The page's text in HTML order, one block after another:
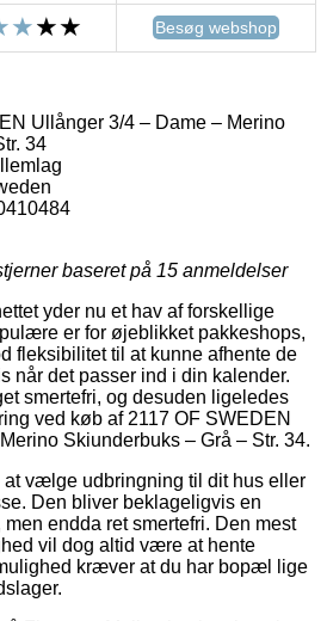
Besøg webshop
Ullånger 3/4 – Dame – Merino
34
baseret på 15 anmeldelser
yder nu et hav af forskellige
er for øjeblikket pakkeshops,
fleksibilitet til at kunne afhente de
når det passer ind i din kalender.
smertefri, og desuden ligeledes
ved køb af 2117 OF SWEDEN
Skiunderbuks – Grå – Str. 34.
vælge udbringning til dit hus eller
Den bliver beklageligvis en
endda ret smertefri. Den mest
vil dog altid være at hente
kræver at du har bopæl lige